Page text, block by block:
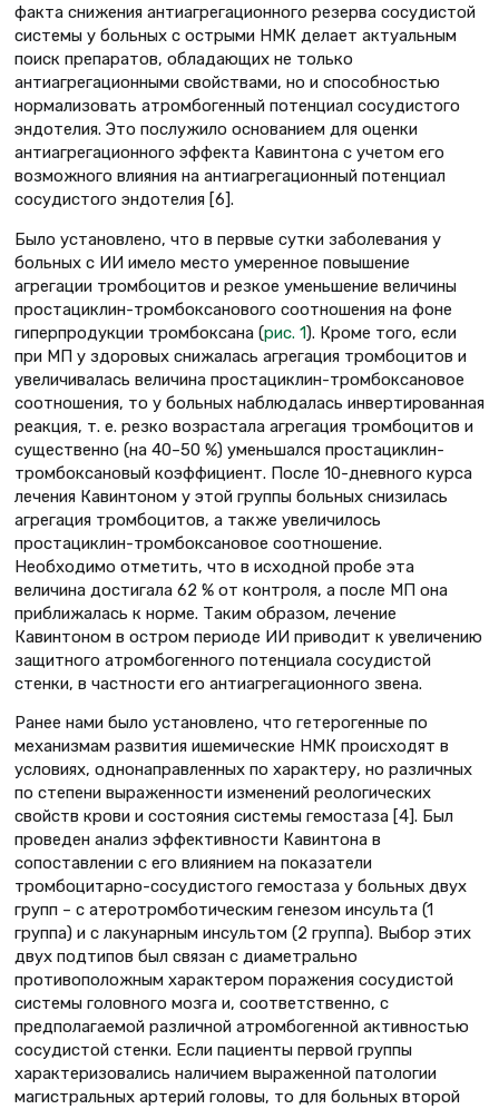
факта снижения антиагрегационного резерва сосудистой
системы у больных с острыми НМК делает актуальным
поиск препаратов, обладающих не только
антиагрегационными свойствами, но и способностью
нормализовать атромбогенный потенциал сосудистого
эндотелия. Это послужило основанием для оценки
антиагрегационного эффекта Кавинтона с учетом его
возможного влияния на антиагрегационный потенциал
сосудистого эндотелия [6].
Было установлено, что в первые сутки заболевания у
больных с ИИ имело место умеренное повышение
агрегации тромбоцитов и резкое уменьшение величины
простациклин-тромбоксанового соотношения на фоне
гиперпродукции тромбоксана (рис. 1). Кроме того, если
при МП у здоровых снижалась агрегация тромбоцитов и
увеличивалась величина простациклин-тромбоксановое
соотношения, то у больных наблюдалась инвертированная
реакция, т. е. резко возрастала агрегация тромбоцитов и
существенно (на 40–50 %) уменьшался простациклин-
тромбоксановый коэффициент. После 10-дневного курса
лечения Кавинтоном у этой группы больных снизилась
агрегация тромбоцитов, а также увеличилось
простациклин-тромбоксановое соотношение.
Необходимо отметить, что в исходной пробе эта
величина достигала 62 % от контроля, а после МП она
приближалась к норме. Таким образом, лечение
Кавинтоном в остром периоде ИИ приводит к увеличению
защитного атромбогенного потенциала сосудистой
стенки, в частности его антиагрегационного звена.
Ранее нами было установлено, что гетерогенные по
механизмам развития ишемические НМК происходят в
условиях, однонаправленных по характеру, но различных
по степени выраженности изменений реологических
свойств крови и состояния системы гемостаза [4]. Был
проведен анализ эффективности Кавинтона в
сопоставлении с его влиянием на показатели
тромбоцитарно-сосудистого гемостаза у больных двух
групп – с атеротромботическим генезом инсульта (1
группа) и с лакунарным инсультом (2 группа). Выбор этих
двух подтипов был связан с диаметрально
противоположным характером поражения сосудистой
системы головного мозга и, соответственно, с
предполагаемой различной атромбогенной активностью
сосудистой стенки. Если пациенты первой группы
характеризовались наличием выраженной патологии
магистральных артерий головы, то для больных второй